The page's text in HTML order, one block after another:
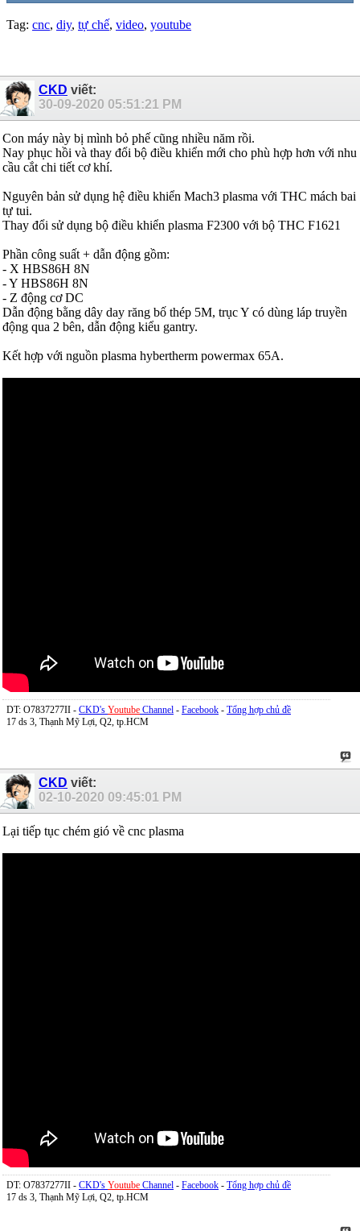
Tag: cnc, diy, tự chế, video, youtube
CKD viết:
30-09-2020 05:51:21 PM
Con máy này bị mình bỏ phế cũng nhiều năm rồi.
Nay phục hồi và thay đổi bộ điều khiển mới cho phù hợp hơn với nhu
cầu cắt chi tiết cơ khí.
Nguyên bản sử dụng hệ điều khiển Mach3 plasma với THC mách bai
tự tui.
Thay đổi sử dụng bộ điều khiển plasma F2300 với bộ THC F1621
Phần công suất + dẫn động gồm:
- X HBS86H 8N
- Y HBS86H 8N
- Z động cơ DC
Dẫn động bằng dây day răng bố thép 5M, trục Y có dùng láp truyền
động qua 2 bên, dẫn động kiểu gantry.
Kết hợp với nguồn plasma hybertherm powermax 65A.
DT: O7837277II - CKD's Youtube Channel - Facebook - Tổng hợp chủ đề
17 ds 3, Thạnh Mỹ Lợi, Q2, tp.HCM
CKD viết:
02-10-2020 09:45:01 PM
Lại tiếp tục chém gió về cnc plasma
DT: O7837277II - CKD's Youtube Channel - Facebook - Tổng hợp chủ đề
17 ds 3, Thạnh Mỹ Lợi, Q2, tp.HCM